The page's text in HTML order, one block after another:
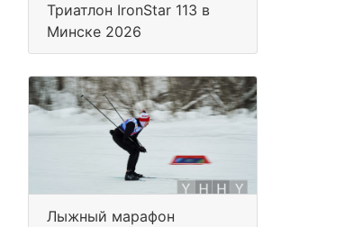
Триатлон IronStar 113 в
Минске 2026
Лыжный марафон